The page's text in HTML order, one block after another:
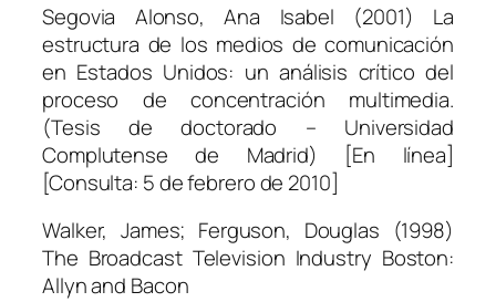
Segovia Alonso, Ana Isabel (2001) La
estructura de los medios de comunicación
en Estados Unidos: un análisis crítico del
proceso de concentración multimedia.
(Tesis de doctorado – Universidad
Complutense de Madrid) [En línea]
[Consulta: 5 de febrero de 2010]
Walker, James; Ferguson, Douglas (1998)
The Broadcast Television Industry Boston:
Allyn and Bacon